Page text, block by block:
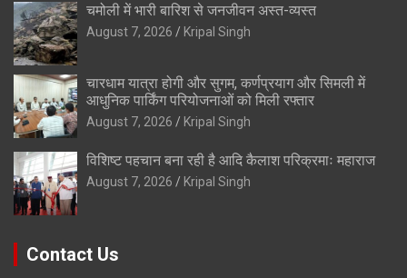
चमोली में भारी बारिश से जनजीवन अस्त-व्यस्त
August 7, 2026 Kripal Singh
चारधाम यात्रा होगी और सुगम, कर्णप्रयाग और सिमली में
आधुनिक पार्किंग परियोजनाओं को मिली रफ्तार
August 7, 2026 Kripal Singh
विशिष्ट पहचान बना रही है आदि कैलाश परिक्रमाः महाराज
August 7, 2026 Kripal Singh
Contact Us